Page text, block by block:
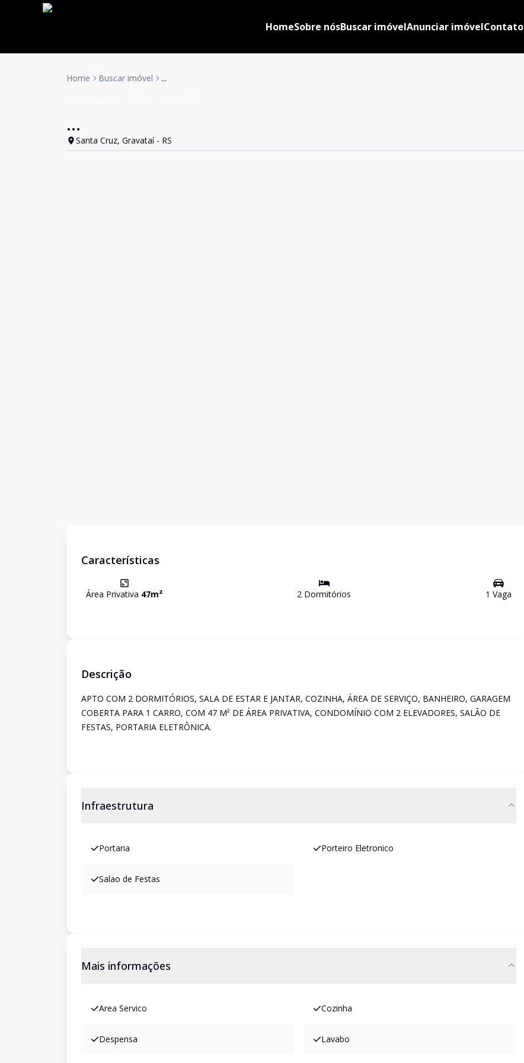
HomeSobre nósBuscar imóvelAnunciar imóvelContato
Home Buscar imóvel ...
...
Santa Cruz, Gravataí - RS
Características
Área Privativa 47m² 2 Dormitórios 1 Vaga
Descrição
APTO COM 2 DORMITÓRIOS, SALA DE ESTAR E JANTAR, COZINHA, ÁREA DE SERVIÇO, BANHEIRO, GARAGEM
COBERTA PARA 1 CARRO, COM 47 M² DE ÁREA PRIVATIVA, CONDOMÍNIO COM 2 ELEVADORES, SALÃO DE
FESTAS, PORTARIA ELETRÔNICA.
Infraestrutura
Portaria Porteiro Eletronico
Salao de Festas
Mais informações
Area Servico Cozinha
Despensa Lavabo